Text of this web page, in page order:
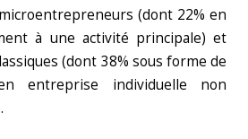
(dont 22% en
à une activité principale) et
(dont 38% sous forme de
entreprise individuelle non